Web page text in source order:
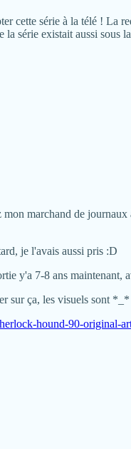
cette série à la télé ! La
la série existait aussi
marchand de
je l'avais aussi pris :D
y'a 7-8 ans maintenant,
sur ça, les visuels sont *_*
hound-90-original-